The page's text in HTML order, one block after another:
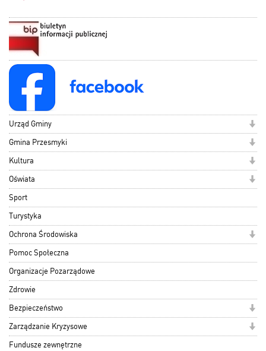
Urząd Gminy
Gmina Przesmyki
Kultura
Oświata
Sport
Turystyka
Ochrona Środowiska
Pomoc Społeczna
Organizacje Pozarządowe
Zdrowie
Bezpieczeństwo
Zarządzanie Kryzysowe
Fundusze zewnętrzne